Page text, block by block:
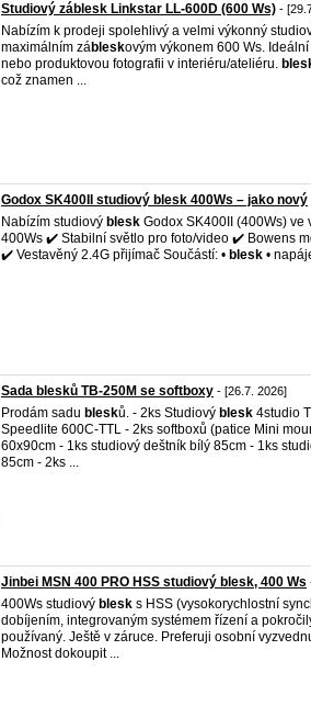
Studiový záblesk Linkstar LL-600D (600 Ws) -
Nabízím k prodeji spolehlivý a velmi výkonný
maximálním zábleskovým výkonem 600 Ws.
nebo produktovou fotografii v interiéru/ateliéru.
což znamen ...
Godox SK400II studiový blesk 400Ws – jako nový
Nabízím studiový blesk Godox SK400II (400Ws)
400Ws ✔️ Stabilní světlo pro foto/video ✔️ Bowens
✔️ Vestavěný 2.4G přijímač Součástí: • blesk •
Sada blesků TB-250M se softboxy - [26.7. 2026]
Prodám sadu blesků. - 2ks Studiový blesk 4studio
Speedlite 600C-TTL - 2ks softboxů (patice Mini
60x90cm - 1ks studiový deštník bílý 85cm - 1ks
85cm - 2ks ...
Jinbei MSN 400 PRO HSS studiový blesk, 400 Ws
400Ws studiový blesk s HSS (vysokorychlostní
dobíjením, integrovaným systémem řízení a
používaný. Ještě v záruce. Preferuji osobní
Možnost dokoupit ...